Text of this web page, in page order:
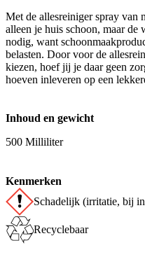
Met de allesreiniger spray van
alleen je huis schoon, maar de
nodig, want
belasten. Door voor de
kiezen, hoef jij je daar geen
hoeven inleveren op een
Inhoud en gewicht
500 Milliliter
Kenmerken
Schadelijk (irritatie, bij
Recyclebaar